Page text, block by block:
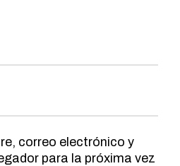
correo electrónico y
para la próxima vez